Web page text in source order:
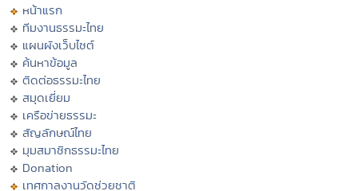
หน้าแรก
ทีมงานธรรมะไทย
แผนผังเว็บไซต์
ค้นหาข้อมูล
ติดต่อธรรมะไทย
สมุดเยี่ยม
เครือข่ายธรรมะ
สัญลักษณ์ไทย
มุมสมาชิกธรรมะไทย
Donation
เทศกาลงานวัดช่วยชาติ